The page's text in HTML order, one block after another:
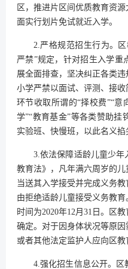
区，推进片区间优质教育资
面实行划片免试就近入学。
2.严格规范招生行为。
严禁”规定，针对招生入学重
展全面排查，坚决纠正各类
小学严禁以面试、评测、接
环节收取所谓的“择校费”“意
学”“教育基金”等各类赞助挂
实验班、快慢班，以此名义掐
3.依法保障适龄儿童少
教育法》，凡年满六周岁的
当送其入学接受并完成义务
由拒绝适龄儿童接受义务教
时间为2020年12月31日。区
确定。对于因身体状况等原
或者其他法定监护人应向区教
4.强化招生信息公开。